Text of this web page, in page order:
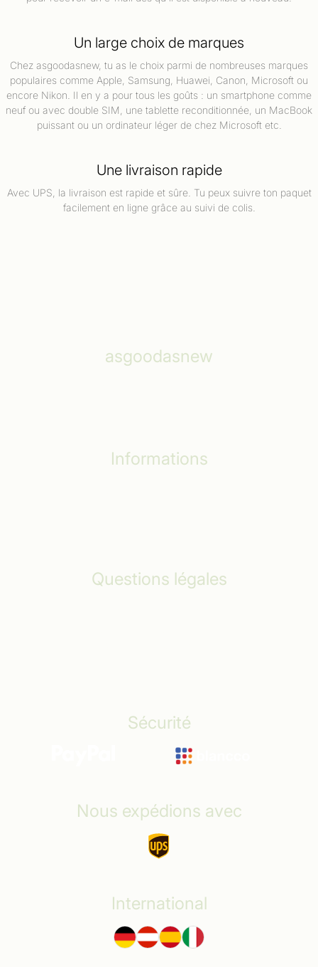
Un large choix de marques
Chez asgoodasnew, tu as le choix parmi de nombreuses marques
populaires comme Apple, Samsung, Huawei, Canon, Microsoft ou
encore Nikon. Il en y a pour tous les goûts : un smartphone comme
neuf ou avec double SIM, une tablette reconditionnée, un MacBook
puissant ou un ordinateur léger de chez Microsoft etc.
Une livraison rapide
Avec UPS, la livraison est rapide et sûre. Tu peux suivre ton paquet
facilement en ligne grâce au suivi de colis.
asgoodasnew
Informations
Questions légales
Sécurité
Nous expédions avec
International